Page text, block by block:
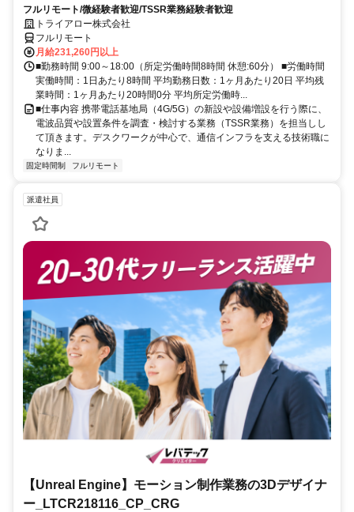
フルリモート/微経験者歓迎/TSSR業務経験者歓迎
トライアロー株式会社
フルリモート
月給231,260円以上
■勤務時間 9:00～18:00（所定労働時間8時間 休憩:60分） ■労働時間
実働時間：1日あたり8時間 平均勤務日数：1ヶ月あたり20日 平均残
業時間：1ヶ月あたり20時間0分 平均所定労働時...
■仕事内容 携帯電話基地局（4G/5G）の新設や設備増設を行う際に、
電波品質や設置条件を調査・検討する業務（TSSR業務）を担当しし
て頂きます。デスクワークが中心で、通信インフラを支える技術職に
なりま...
固定時間制 フルリモート
派遣社員
【Unreal Engine】モーション制作業務の3Dデザイナ
ー_LTCR218116_CP_CRG